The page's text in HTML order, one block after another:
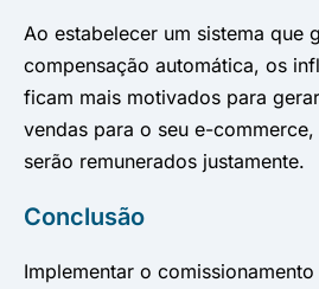
Ao estabelecer um sistema que
compensação automática, os
ficam mais motivados para
vendas para o seu e-
serão remunerados justamente.
Conclusão
Implementar o